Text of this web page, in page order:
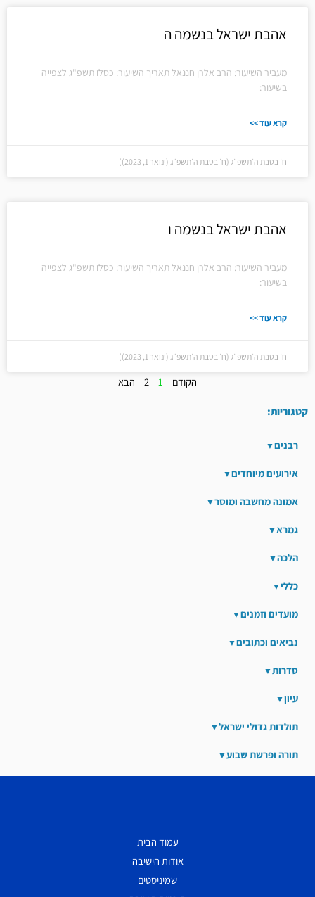
אהבת ישראל בנשמה ה
מעביר השיעור: הרב אלרן חננאל תאריך השיעור: כסלו תשפ"ג לצפייה
בשיעור:
קרא עוד >>
ח׳ בטבת ה׳תשפ״ג (ח׳ בטבת ה׳תשפ״ג (ינואר 1, 2023))
אהבת ישראל בנשמה ו
מעביר השיעור: הרב אלרן חננאל תאריך השיעור: כסלו תשפ"ג לצפייה
בשיעור:
קרא עוד >>
ח׳ בטבת ה׳תשפ״ג (ח׳ בטבת ה׳תשפ״ג (ינואר 1, 2023))
הקודם 1
2 הבא
קטגוריות:
רבנים
אירועים מיוחדים
אמונה מחשבה ומוסר
גמרא
הלכה
כללי
מועדים וזמנים
נביאים וכתובים
סדרות
עיון
תולדות גדולי ישראל
תורה ופרשת שבוע
עמוד הבית
אודות הישיבה
שמיניסטים